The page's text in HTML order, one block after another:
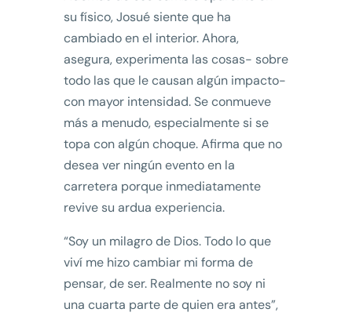
su físico, Josué siente que ha
cambiado en el interior. Ahora,
asegura, experimenta las cosas- sobre
todo las que le causan algún impacto-
con mayor intensidad. Se conmueve
más a menudo, especialmente si se
topa con algún choque. Afirma que no
desea ver ningún evento en la
carretera porque inmediatamente
revive su ardua experiencia.
“Soy un milagro de Dios. Todo lo que
viví me hizo cambiar mi forma de
pensar, de ser. Realmente no soy ni
una cuarta parte de quien era antes”,